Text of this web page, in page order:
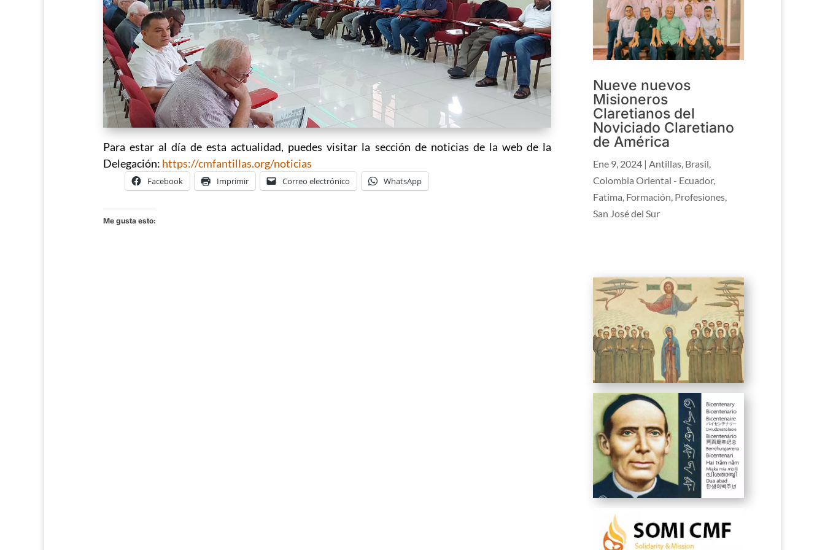
Para estar al día de esta actualidad, puedes visitar la sección de noticias de la web de la
Delegación: https://cmfantillas.org/noticias
Facebook Imprimir Correo electrónico WhatsApp
Me gusta esto:
Nueve nuevos
Misioneros
Claretianos del
Noviciado Claretiano
de América
Ene 9, 2024 |Antillas, Brasil,
Colombia Oriental - Ecuador,
Fatima, Formación, Profesiones,
San José del Sur